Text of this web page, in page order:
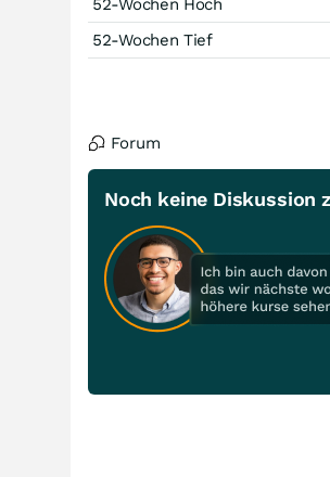
52-Wochen Hoch
52-Wochen Tief
Forum
Noch keine Diskussion